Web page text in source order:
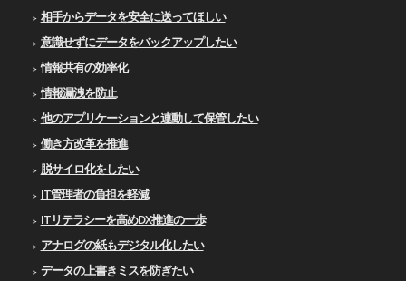
相手からデータを安全に送ってほしい
意識せずにデータをバックアップしたい
情報共有の効率化
情報漏洩を防止
他のアプリケーションと連動して保管したい
働き方改革を推進
脱サイロ化をしたい
IT管理者の負担を軽減
ITリテラシーを高めDX推進の一歩
アナログの紙もデジタル化したい
データの上書きミスを防ぎたい